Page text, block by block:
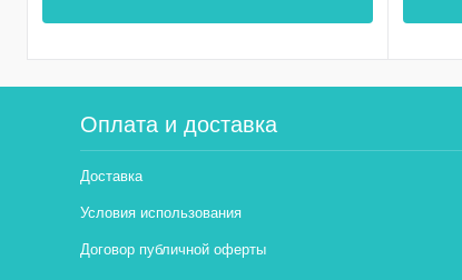
Оплата и доставка
Доставка
Условия использования
Договор публичной оферты